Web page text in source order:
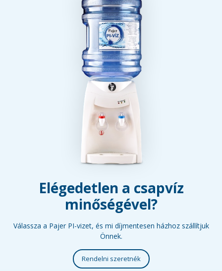
Elégedetlen a csapvíz
minőségével?
Válassza a Pajer PI-vizet, és mi díjmentesen házhoz szállítjuk
Önnek.
Rendelni szeretnék